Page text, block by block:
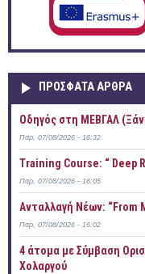
ΠΡOΣΦΑΤΑ AΡΘΡΑ
Οδηγός στη ΜΕΒΓΑΛ
Παρ, 07/08/2026 - 16:32
Training Course: “ Deep
Παρ, 07/08/2026 - 16:05
Ανταλλαγή Νέων: “From
Παρ, 07/08/2026 - 16:02
4 άτομα με Σύμβαση
Χολαργού